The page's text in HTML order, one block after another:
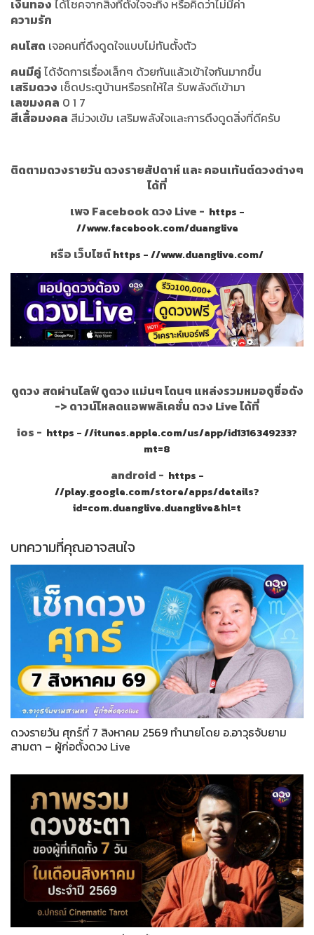
เงินทอง ได้โชคจากสิ่งที่ตั้งใจจะทิ้ง หรือคิดว่าไม่มีค่า
ความรัก
คนโสด เจอคนที่ดึงดูดใจแบบไม่ทันตั้งตัว
คนมีคู่ ได้จัดการเรื่องเล็กๆ ด้วยกันแล้วเข้าใจกันมากขึ้น
เสริมดวง เช็ดประตูบ้านหรือรถให้ใส รับพลังดีเข้ามา
เลขมงคล 0 1 7
สีเสื้อมงคล สีม่วงเข้ม เสริมพลังใจและการดึงดูดสิ่งที่ดีครับ
ติดตามดวงรายวัน ดวงรายสัปดาห์ และ คอนเท้นต์ดวงต่างๆ
ได้ที่
เพจ Facebook ดวง Live - https -
//www.facebook.com/duanglive
หรือ เว็บไซต์https - //www.duanglive.com/
ดูดวง สดผ่านไลฟ์ ดูดวง แม่นๆ โดนๆ แหล่งรวมหมอดูชื่อดัง
-> ดาวน์โหลดแอพพลิเคชั่น ดวง Live ได้ที่
ios - https - //itunes.apple.com/us/app/id1316349233?
mt=8
android - https -
//play.google.com/store/apps/details?
id=com.duanglive.duanglive&hl=t
บทความที่คุณอาจสนใจ
ดวงรายวัน ศุกร์ที่ 7 สิงหาคม 2569 ทำนายโดย อ.อาวุธจับยาม
สามตา – ผู้ก่อตั้งดวง Live